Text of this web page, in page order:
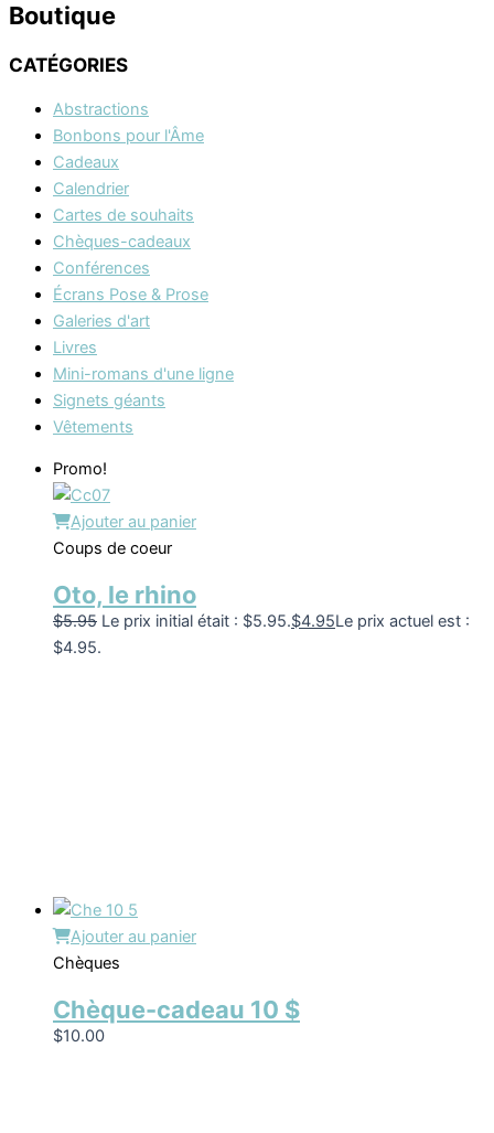
Boutique
CATÉGORIES
Abstractions
Bonbons pour l'Âme
Cadeaux
Calendrier
Cartes de souhaits
Chèques-cadeaux
Conférences
Écrans Pose & Prose
Galeries d'art
Livres
Mini-romans d'une ligne
Signets géants
Vêtements
Promo!
Ajouter au panier
Coups de coeur
Oto, le rhino
$5.95 Le prix initial était : $5.95.$4.95Le prix actuel est :
$4.95.
Ajouter au panier
Chèques
Chèque-cadeau 10 $
$10.00